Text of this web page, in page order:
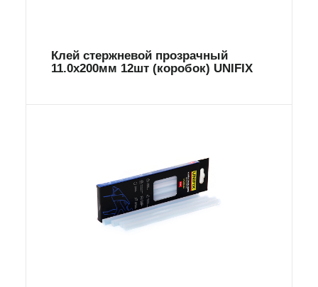
Клей стержневой прозрачный
11.0х200мм 12шт (коробок) UNIFIX